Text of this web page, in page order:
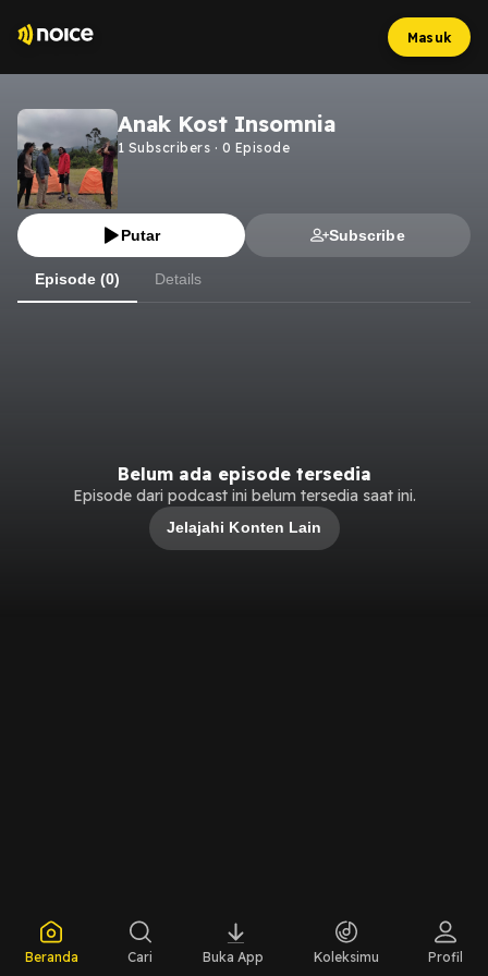
Masuk
Anak Kost Insomnia
1 Subscribers · 0 Episode
Putar Subscribe
Episode (0) Details
Belum ada episode tersedia
Episode dari podcast ini belum tersedia saat ini.
Jelajahi Konten Lain
Beranda Cari Buka App Koleksimu Profil